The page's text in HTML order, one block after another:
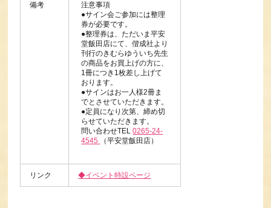
備考
注意事項
●サイン会ご参加には整理
券が必要です。
●整理券は、ただいま平安
堂飯田店にて、偕成社より
刊行のきむらゆういち先生
の商品をお買上げの方に、
1冊につき1枚差し上げて
おります。
●サインはお一人様2冊ま
でとさせていただきます。
●定員になり次第、締め切
らせていただきます。
問い合わせTEL0265-24-
4545
（平安堂飯田店）
リンク ◆イベント特設ページ